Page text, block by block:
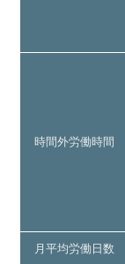
時間外労働時間
月平均労働日数